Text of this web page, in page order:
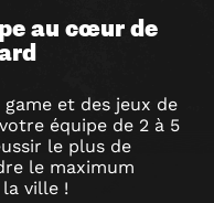
au cœur de
et des jeux de
équipe de 2 à 5
le plus de
le maximum
la ville !